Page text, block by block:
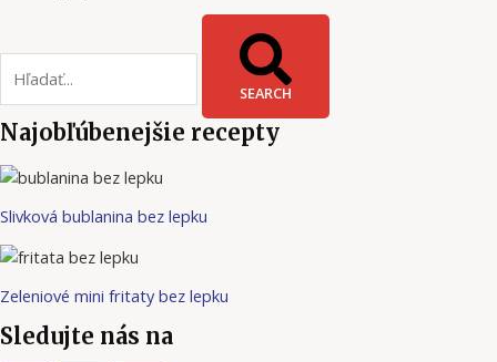
SEARCH
Najobľúbenejšie recepty
Slivková bublanina bez lepku
Zeleniové mini fritaty bez lepku
Sledujte nás na